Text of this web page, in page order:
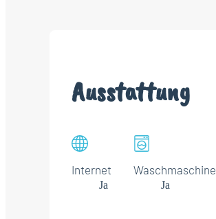
Ausstattung
Internet
Ja
Waschmaschine
Ja